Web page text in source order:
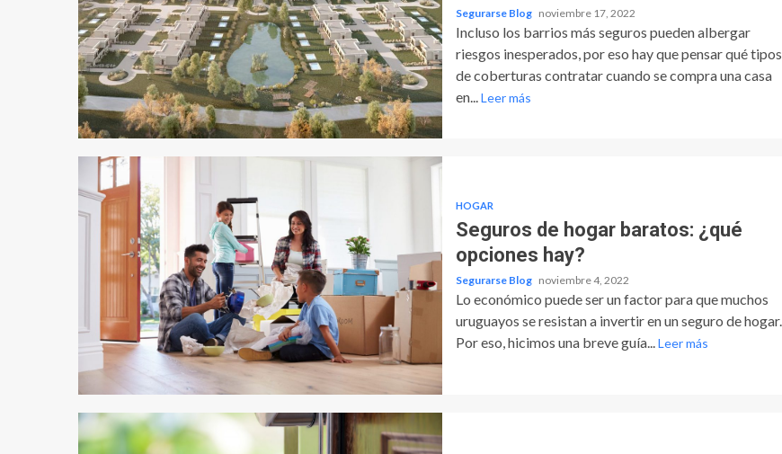
Segurarse Blog noviembre 17, 2022
Incluso los barrios más seguros pueden albergar
riesgos inesperados, por eso hay que pensar qué tipos
de coberturas contratar cuando se compra una casa
en... Leer más
HOGAR
Seguros de hogar baratos: ¿qué
opciones hay?
Segurarse Blog noviembre 4, 2022
Lo económico puede ser un factor para que muchos
uruguayos se resistan a invertir en un seguro de hogar.
Por eso, hicimos una breve guía... Leer más